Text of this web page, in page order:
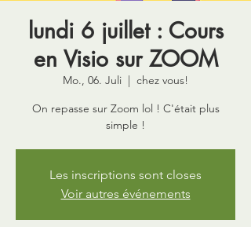
lundi 6 juillet : Cours
en Visio sur ZOOM
Mo., 06. Juli
  |
chez vous!
On repasse sur Zoom lol ! C'était plus
simple !
Les inscriptions sont closes
Voir autres événements